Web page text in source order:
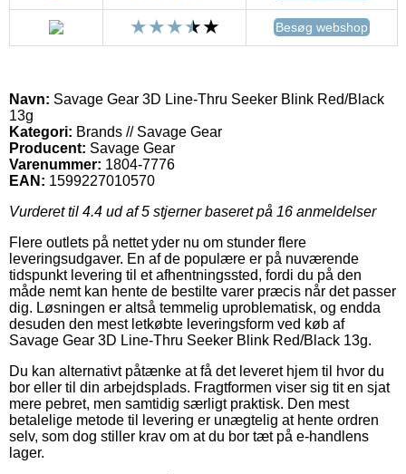
Besøg webshop
Navn: Savage Gear 3D Line-Thru Seeker Blink Red/Black
13g
Kategori: Brands // Savage Gear
Producent: Savage Gear
Varenummer: 1804-7776
EAN: 1599227010570
Vurderet til 4.4 ud af 5 stjerner baseret på 16 anmeldelser
Flere outlets på nettet yder nu om stunder flere
leveringsudgaver. En af de populære er på nuværende
tidspunkt levering til et afhentningssted, fordi du på den
måde nemt kan hente de bestilte varer præcis når det passer
dig. Løsningen er altså temmelig uproblematisk, og endda
desuden den mest letkøbte leveringsform ved køb af
Savage Gear 3D Line-Thru Seeker Blink Red/Black 13g.
Du kan alternativt påtænke at få det leveret hjem til hvor du
bor eller til din arbejdsplads. Fragtformen viser sig tit en sjat
mere pebret, men samtidig særligt praktisk. Den mest
betalelige metode til levering er unægtelig at hente ordren
selv, som dog stiller krav om at du bor tæt på e-handlens
lager.